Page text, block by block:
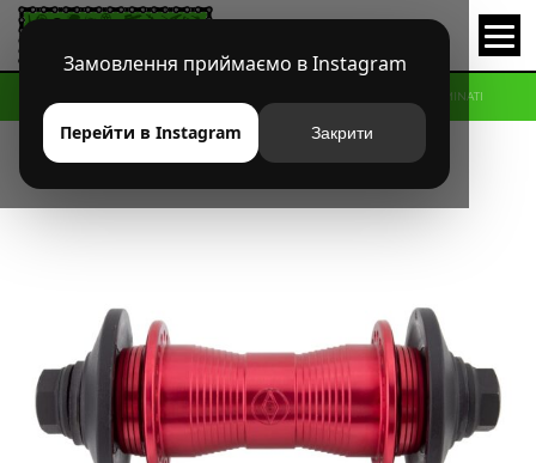
Замовлення приймаємо в Instagram
Перейти в Instagram Закрити
ВТУЛКА ALIENATION ILLUMINATI